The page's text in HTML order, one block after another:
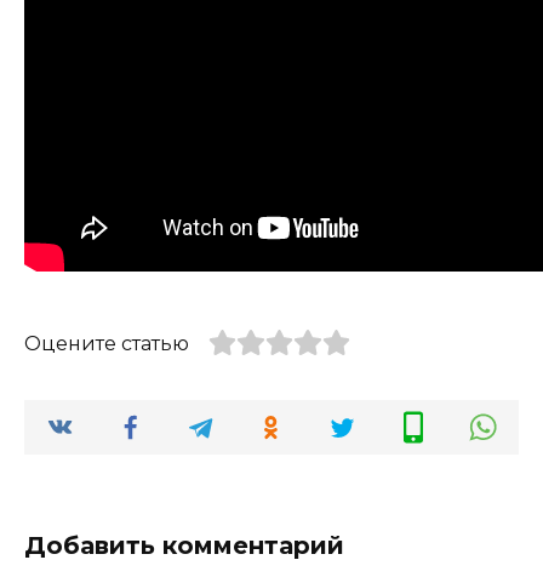
Оцените статью
Добавить комментарий